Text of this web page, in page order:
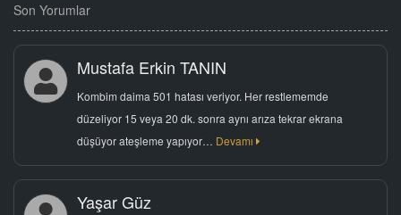
Son Yorumlar
Mustafa Erkin TANIN
Kombim daima 501 hatası veriyor. Her restlememde
düzeliyor 15 veya 20 dk. sonra aynı arıza tekrar ekrana
düşüyor ateşleme yapıyor… Devamı
Yaşar Güz